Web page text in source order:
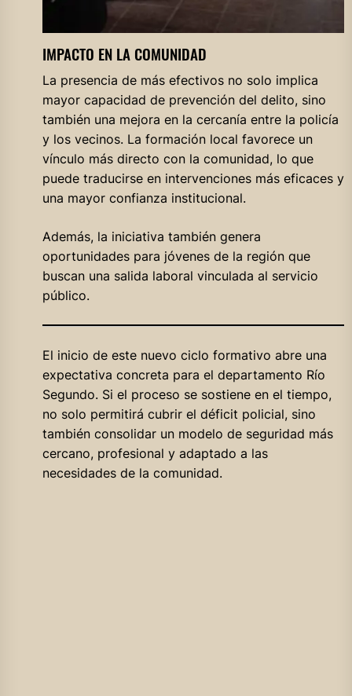
IMPACTO EN LA COMUNIDAD
La presencia de más efectivos no solo implica
mayor capacidad de prevención del delito, sino
también una mejora en la cercanía entre la policía
y los vecinos. La formación local favorece un
vínculo más directo con la comunidad, lo que
puede traducirse en intervenciones más eficaces y
una mayor confianza institucional.
Además, la iniciativa también genera
oportunidades para jóvenes de la región que
buscan una salida laboral vinculada al servicio
público.
El inicio de este nuevo ciclo formativo abre una
expectativa concreta para el departamento Río
Segundo. Si el proceso se sostiene en el tiempo,
no solo permitirá cubrir el déficit policial, sino
también consolidar un modelo de seguridad más
cercano, profesional y adaptado a las
necesidades de la comunidad.